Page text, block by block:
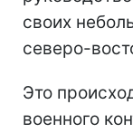
своих
северо-
Это
военного